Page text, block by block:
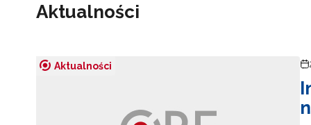
Aktualności
Aktualności